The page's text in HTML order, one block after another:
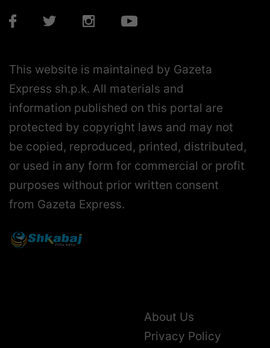
This website is maintained by Gazeta
Express sh.p.k. All materials and
information published on this portal are
protected by copyright laws and may not
be copied, reproduced, printed, distributed,
or used in any form for commercial or profit
purposes without prior written consent
from Gazeta Express.
About Us
Privacy Policy